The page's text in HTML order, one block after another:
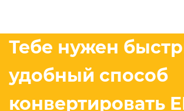
Тебе нужен
удобный способ
конвертировать